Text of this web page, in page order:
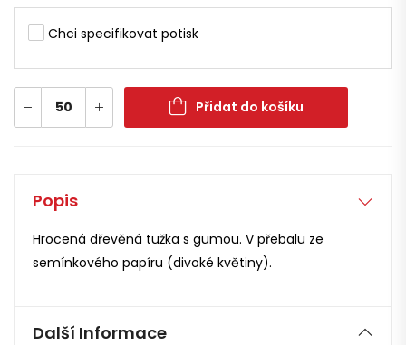
Chci specifikovat potisk
Přidat do košíku
Popis
Hrocená dřevěná tužka s gumou. V přebalu ze
semínkového papíru (divoké květiny).
Další Informace